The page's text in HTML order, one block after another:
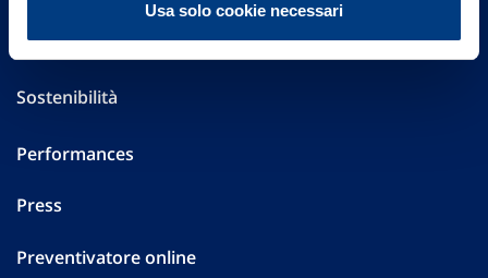
Usa solo cookie necessari
Altre informazioni
Sostenibilità
Performances
Press
Preventivatore online